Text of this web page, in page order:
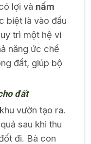
lợi và nấm
biệt là vào đầu
trì một hệ vi
năng ức chế
đất, giúp bộ
đất
vườn tạo ra.
sau khi thu
đi. Bà con